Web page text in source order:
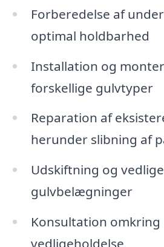
Forberedelse af
optimal holdbarhed
Installation og
forskellige gulvtyper
Reparation af
herunder slibning af
Udskiftning og
gulvbelægninger
Konsultation
vedligeholdelse